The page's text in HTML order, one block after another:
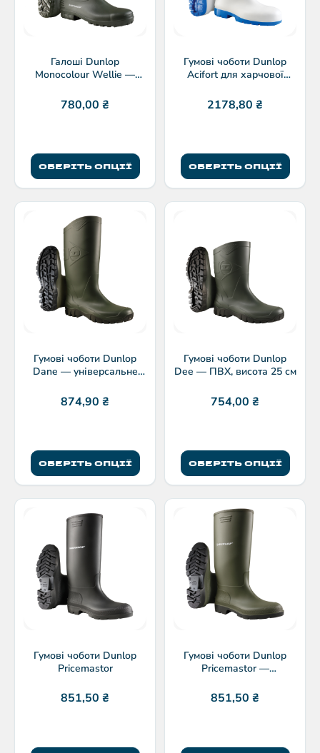
Галоші Dunlop
Monocolour Wellie —
галоші з ПВХ
780,00 ₴
ОБЕРІТЬ ОПЦІЇ
Гумові чоботи Dunlop
Acifort для харчової
2178,80 ₴
ОБЕРІТЬ ОПЦІЇ
Гумові чоботи Dunlop
Dane — універсальне
874,90 ₴
ОБЕРІТЬ ОПЦІЇ
Гумові чоботи Dunlop
Dee — ПВХ, висота 25 см
754,00 ₴
ОБЕРІТЬ ОПЦІЇ
Гумові чоботи Dunlop
Pricemastor
851,50 ₴
Гумові чоботи Dunlop
Pricemastor —
851,50 ₴